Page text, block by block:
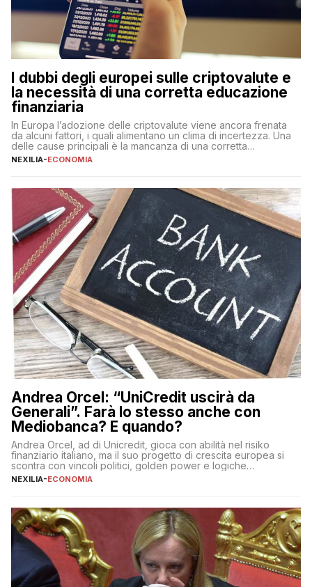
I dubbi degli europei sulle criptovalute e
la necessità di una corretta educazione
finanziaria
In Europa l’adozione delle criptovalute viene ancora frenata
da alcuni fattori, i quali alimentano un clima di incertezza. Una
delle cause principali è la mancanza di una corretta
educazione finanziaria, che impedisce ad una larga parte della
sulle criptovalute: […]
NEXILIA-ECONOMIA
Andrea Orcel: “UniCredit uscirà da
Generali”. Farà lo stesso anche con
Mediobanca? E quando?
Andrea Orcel, ad di Unicredit, gioca con abilità nel risiko
finanziario italiano, ma il suo progetto di crescita europea si
scontra con vincoli politici, golden power e logiche
protezionistiche. Orcel e la mossa su Generali Andrea Orcel,
NEXILIA-ECONOMIA